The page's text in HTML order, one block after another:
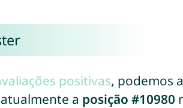
positivas, podemos
a posição #10980